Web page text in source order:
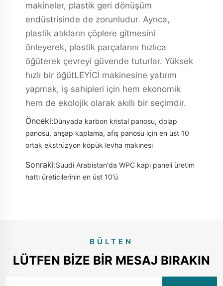
makineler, plastik geri dönüşüm
endüstrisinde de zorunludur. Ayrıca,
plastik atıkların çöplere gitmesini
önleyerek, plastik parçalarını hızlıca
öğüterek çevreyi güvende tuturlar. Yüksek
hızlı bir öğütLEYİCİ makinesine yatırım
yapmak, iş sahipleri için hem ekonomik
hem de ekolojik olarak akıllı bir seçimdir.
Önceki:Dünyada karbon kristal panosu, dolap
panosu, ahşap kaplama, afiş panosu için en üst 10
ortak ekstrüzyon köpük levha makinesi
Sonraki:Suudi Arabistan'da WPC kapı paneli üretim
hattı üreticilerinin en üst 10'ü
BÜLTEN
LÜTFEN BIZE BIR MESAJ BIRAKIN